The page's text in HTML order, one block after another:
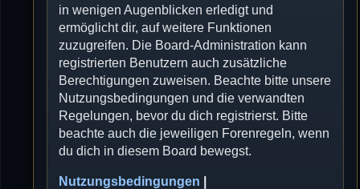
in wenigen Augenblicken erledigt und
ermöglicht dir, auf weitere Funktionen
zuzugreifen. Die Board-Administration kann
registrierten Benutzern auch zusätzliche
Berechtigungen zuweisen. Beachte bitte unsere
Nutzungsbedingungen und die verwandten
Regelungen, bevor du dich registrierst. Bitte
beachte auch die jeweiligen Forenregeln, wenn
du dich in diesem Board bewegst.
Nutzungsbedingungen